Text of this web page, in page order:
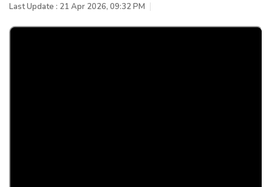
Last Update : 21 Apr 2026, 09:32 PM